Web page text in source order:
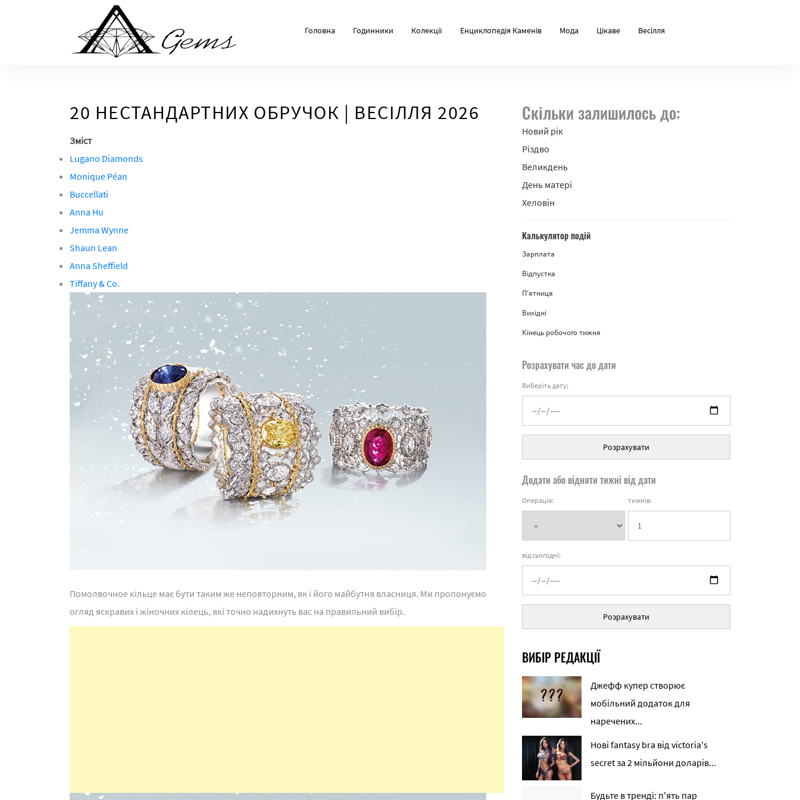
Головна Годинники Колекції Енциклопедія Каменів Мода Цікаве Весілля
20 НЕСТАНДАРТНИХ ОБРУЧОК | ВЕСІЛЛЯ 2026
Зміст
Lugano Diamonds
Monique Péan
Buccellati
Anna Hu
Jemma Wynne
Shaun Lean
Anna Sheffield
Tiffany & Co.
Помолвочное кільце має бути таким же неповторним, як і його майбутня власниця. Ми пропонуємо
огляд яскравих і жіночних кілець, які точно надихнуть вас на правильний вибір.
Скільки залишилось до:
Новий рік
Різдво
Великдень
День матері
Хеловін
Калькулятор подій
Зарплата
Відпустка
П'ятниця
Вихідні
Кінець робочого тижня
Розрахувати час до дати
Виберіть дату:
Розрахувати
Додати або відняти тижні від дати
Операція: тижнів:
від сьогодні:
Розрахувати
ВИБІР РЕДАКЦІЇ
Джефф купер створює
мобільний додаток для
наречених...
Нові fantasy bra від victoria's
secret за 2 мільйони доларів...
Будьте в тренді: п'ять пар